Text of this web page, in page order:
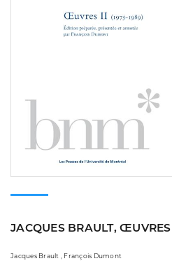
JACQUES BRAULT,
Jacques Brault , François Dumont